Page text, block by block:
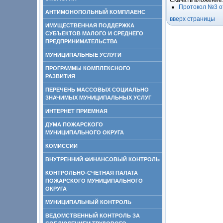
АНТИМОНОПОЛЬНЫЙ КОМПЛАЕНС
ИМУЩЕСТВЕННАЯ ПОДДЕРЖКА
СУБЪЕКТОВ МАЛОГО И СРЕДНЕГО
ПРЕДПРИНИМАТЕЛЬСТВА
МУНИЦИПАЛЬНЫЕ УСЛУГИ
ПРОГРАММЫ КОМПЛЕКСНОГО
РАЗВИТИЯ
ПЕРЕЧЕНЬ МАССОВЫХ СОЦИАЛЬНО
ЗНАЧИМЫХ МУНИЦИПАЛЬНЫХ УСЛУГ
ИНТЕРНЕТ ПРИЕМНАЯ
ДУМА ПОЖАРСКОГО
МУНИЦИПАЛЬНОГО ОКРУГА
КОМИССИИ
ВНУТРЕННИЙ ФИНАНСОВЫЙ КОНТРОЛЬ
КОНТРОЛЬНО-СЧЕТНАЯ ПАЛАТА
ПОЖАРСКОГО МУНИЦИПАЛЬНОГО
ОКРУГА
МУНИЦИПАЛЬНЫЙ КОНТРОЛЬ
ВЕДОМСТВЕННЫЙ КОНТРОЛЬ ЗА
Протокол №3
вверх страницы